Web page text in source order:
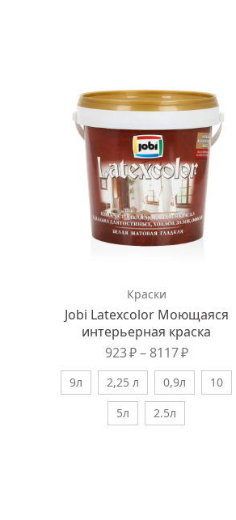
Краски
Jobi Latexcolor Моющаяся
интерьерная краска
923₽ – 8117₽
9л 2,25 л 0,9л
10
5л
2.5л